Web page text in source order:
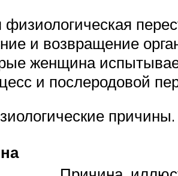
физиологическая
и возвращение
женщина
и послеродовой
причины.